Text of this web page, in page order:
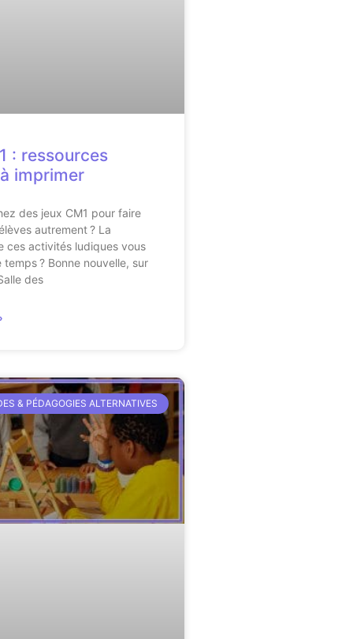
: ressources
imprimer
des jeux CM1 pour faire
autrement ? La
ces activités ludiques vous
? Bonne nouvelle, sur
des
& PÉDAGOGIES ALTERNATIVES